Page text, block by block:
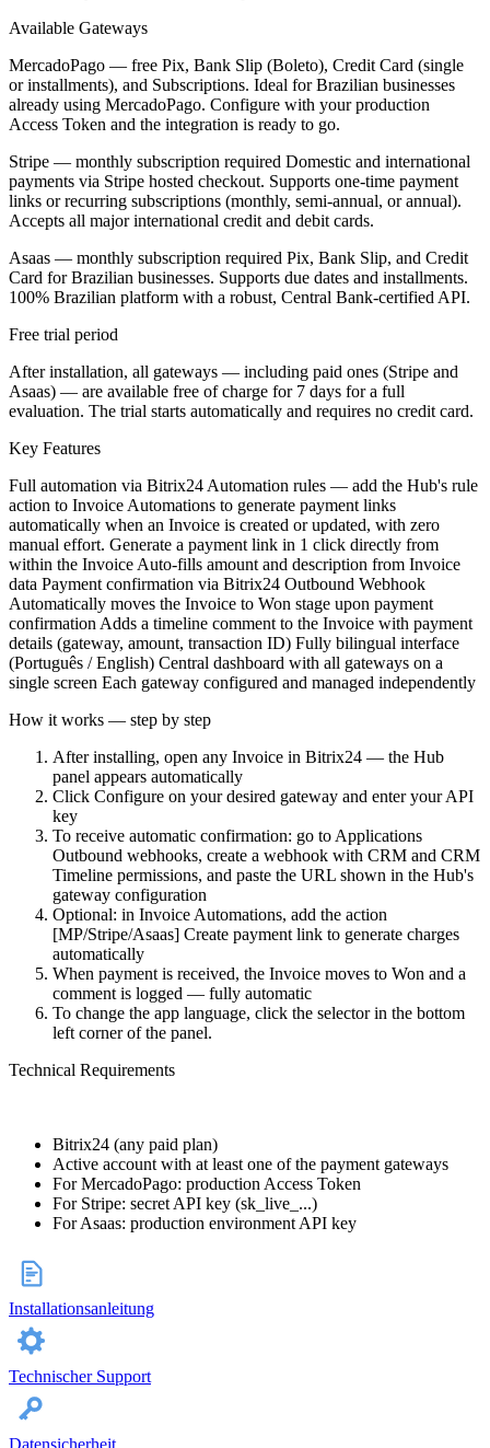
Available Gateways
MercadoPago — free Pix, Bank Slip (Boleto), Credit Card (single
or installments), and Subscriptions. Ideal for Brazilian businesses
already using MercadoPago. Configure with your production
Access Token and the integration is ready to go.
Stripe — monthly subscription required Domestic and international
payments via Stripe hosted checkout. Supports one-time payment
links or recurring subscriptions (monthly, semi-annual, or annual).
Accepts all major international credit and debit cards.
Asaas — monthly subscription required Pix, Bank Slip, and Credit
Card for Brazilian businesses. Supports due dates and installments.
100% Brazilian platform with a robust, Central Bank-certified API.
Free trial period
After installation, all gateways — including paid ones (Stripe and
Asaas) — are available free of charge for 7 days for a full
evaluation. The trial starts automatically and requires no credit card.
Key Features
Full automation via Bitrix24 Automation rules — add the Hub's rule
action to Invoice Automations to generate payment links
automatically when an Invoice is created or updated, with zero
manual effort. Generate a payment link in 1 click directly from
within the Invoice Auto-fills amount and description from Invoice
data Payment confirmation via Bitrix24 Outbound Webhook
Automatically moves the Invoice to Won stage upon payment
confirmation Adds a timeline comment to the Invoice with payment
details (gateway, amount, transaction ID) Fully bilingual interface
(Português / English) Central dashboard with all gateways on a
single screen Each gateway configured and managed independently
How it works — step by step
After installing, open any Invoice in Bitrix24 — the Hub
panel appears automatically
Click Configure on your desired gateway and enter your API
key
To receive automatic confirmation: go to Applications
Outbound webhooks, create a webhook with CRM and CRM
Timeline permissions, and paste the URL shown in the Hub's
gateway configuration
Optional: in Invoice Automations, add the action
[MP/Stripe/Asaas] Create payment link to generate charges
automatically
When payment is received, the Invoice moves to Won and a
comment is logged — fully automatic
To change the app language, click the selector in the bottom
left corner of the panel.
Technical Requirements
Bitrix24 (any paid plan)
Active account with at least one of the payment gateways
For MercadoPago: production Access Token
For Stripe: secret API key (sk_live_...)
For Asaas: production environment API key
Installationsanleitung
Technischer Support